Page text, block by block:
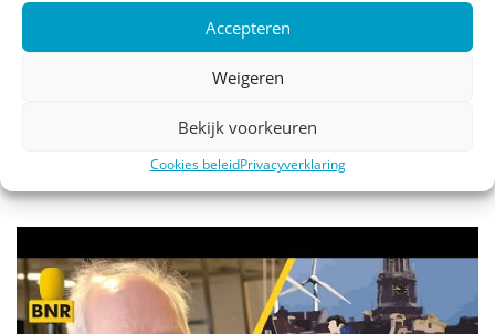
Accepteren
Weigeren
Bekijk voorkeuren
Cookies beleidPrivacyverklaring
Hoe transformeer je wooncomplexen naar
langer zelfstandig en prettig wonen voor